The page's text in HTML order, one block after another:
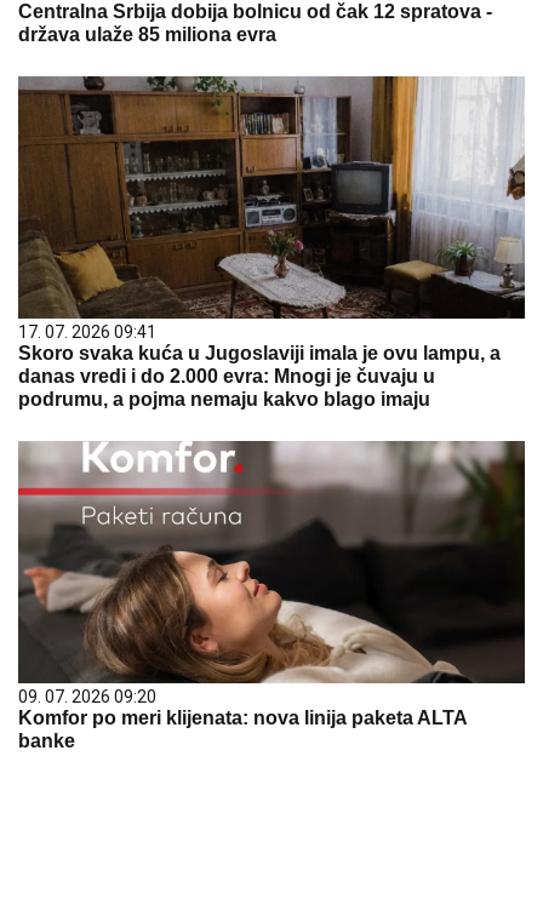
Centralna Srbija dobija bolnicu od čak 12 spratova -
država ulaže 85 miliona evra
17. 07. 2026 09:41
Skoro svaka kuća u Jugoslaviji imala je ovu lampu, a
danas vredi i do 2.000 evra: Mnogi je čuvaju u
podrumu, a pojma nemaju kakvo blago imaju
09. 07. 2026 09:20
Komfor po meri klijenata: nova linija paketa ALTA
banke